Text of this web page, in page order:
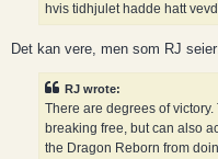
hvis tidhjulet hadde hatt
Det kan vere, men som RJ
RJ wrote:
There are degrees of
breaking free, but can also
the Dragon Reborn from